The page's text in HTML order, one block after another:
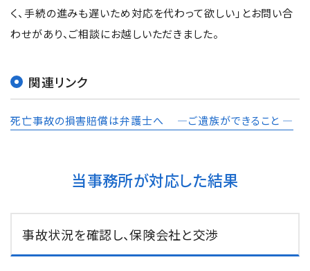
く、手続の進みも遅いため対応を代わって欲しい」とお問い合
わせがあり、ご相談にお越しいただきました。
関連リンク
死亡事故の損害賠償は弁護士へ ―ご遺族ができること ―
当事務所が対応した結果
事故状況を確認し、保険会社と交渉